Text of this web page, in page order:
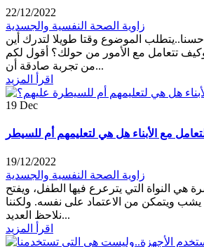
22/12/2022
زاوية الصحة النفسية والجسدية
الموضوع وقتا طويلا لتدرك أين
تتعامل مع الأمور من حولك؟ أقول لكم
من تجربة صادقة أن...
اقرأ المزيد
19 Dec
19/12/2022
زاوية الصحة النفسية والجسدية
هي النواة التي يترعرع فيها الطفل، ويفتح
ويتمكن من الاعتماد على نفسه. ولكننا
نلاحظ العديد...
اقرأ المزيد